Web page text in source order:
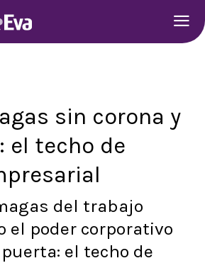
sin corona y
el techo de
del trabajo
el poder corporativo
el techo de